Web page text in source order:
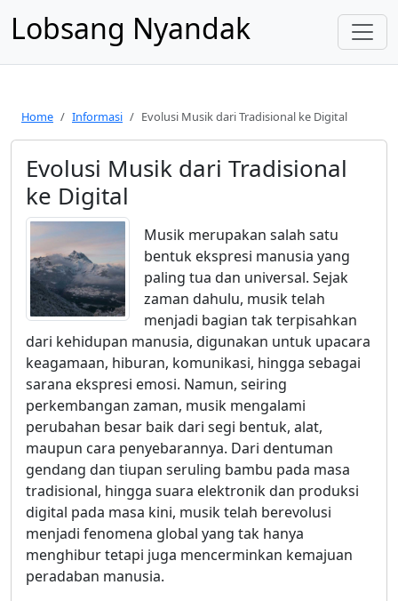
Lobsang Nyandak
Home Informasi Evolusi Musik dari Tradisional ke Digital
Evolusi Musik dari Tradisional
ke Digital
Musik merupakan salah satu
bentuk ekspresi manusia yang
paling tua dan universal. Sejak
zaman dahulu, musik telah
menjadi bagian tak terpisahkan
dari kehidupan manusia, digunakan untuk upacara
keagamaan, hiburan, komunikasi, hingga sebagai
sarana ekspresi emosi. Namun, seiring
perkembangan zaman, musik mengalami
perubahan besar baik dari segi bentuk, alat,
maupun cara penyebarannya. Dari dentuman
gendang dan tiupan seruling bambu pada masa
tradisional, hingga suara elektronik dan produksi
digital pada masa kini, musik telah berevolusi
menjadi fenomena global yang tak hanya
menghibur tetapi juga mencerminkan kemajuan
peradaban manusia.